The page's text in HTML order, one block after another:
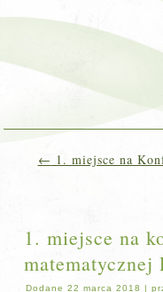
← 1. miejsce na
1. miejsce na
Dodane 22 marca 2018 |